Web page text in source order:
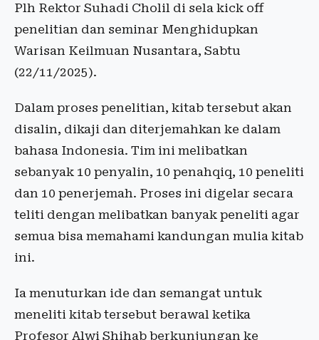
Plh Rektor Suhadi Cholil di sela kick off
penelitian dan seminar Menghidupkan
Warisan Keilmuan Nusantara, Sabtu
(22/11/2025).
Dalam proses penelitian, kitab tersebut akan
disalin, dikaji dan diterjemahkan ke dalam
bahasa Indonesia. Tim ini melibatkan
sebanyak 10 penyalin, 10 penahqiq, 10 peneliti
dan 10 penerjemah. Proses ini digelar secara
teliti dengan melibatkan banyak peneliti agar
semua bisa memahami kandungan mulia kitab
ini.
Ia menuturkan ide dan semangat untuk
meneliti kitab tersebut berawal ketika
Profesor Alwi Shihab berkunjungan ke